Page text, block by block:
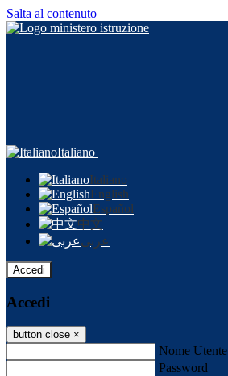
Salta al contenuto
Italiano
Italiano
English
Español
中文
عربى
Accedi
Accedi
button close ×
Nome Utente
Password